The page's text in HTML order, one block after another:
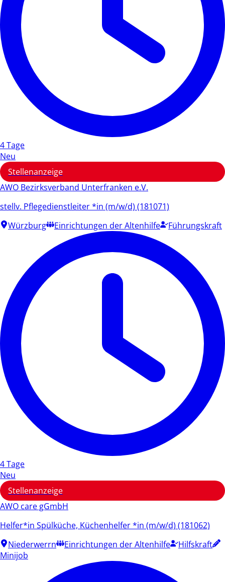
4 Tage
Neu
Stellenanzeige
AWO Bezirksverband Unterfranken e.V.
stellv. Pflegedienstleiter *in (m/w/d) (181071)
Würzburg
Einrichtungen der Altenhilfe Führungskraft
4 Tage
Neu
Stellenanzeige
AWO care gGmbH
Helfer*in Spülküche, Küchenhelfer *in (m/w/d) (181062)
Niederwerrn
Einrichtungen der Altenhilfe
Hilfskraft
Minijob